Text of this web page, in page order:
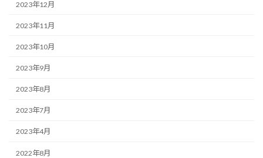
2023年12月
2023年11月
2023年10月
2023年9月
2023年8月
2023年7月
2023年4月
2022年8月